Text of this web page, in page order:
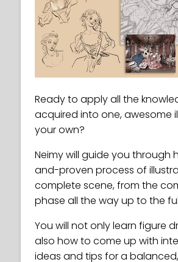
Ready to apply all the
acquired into one, awesome
your own?
Neimy will guide you through
and-proven process of
complete scene, from the
phase all the way up to the
You will not only learn figure
also how to come up with
ideas and tips for a